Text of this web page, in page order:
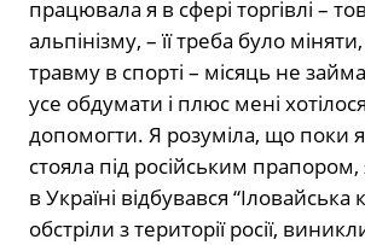
працювала я в сфері торгівлі –
альпінізму, – її треба було
травму в спорті – місяць не
усе обдумати і плюс мені
допомогти. Я розуміла, що поки я
стояла під російським
в Україні відбувався “Іловайська
обстріли з території росії,